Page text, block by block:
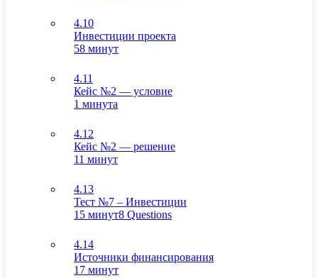
4.10
Инвестиции проекта
58 минут
4.11
Кейс №2 — условие
1 минута
4.12
Кейс №2 — решение
11 минут
4.13
Тест №7 – Инвестиции
15 минут8 Questions
4.14
Источники финансирования
17 минут